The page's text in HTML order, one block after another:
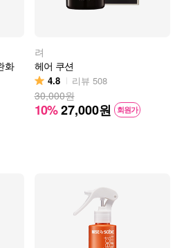
화
려
헤어 쿠션
4.8 리뷰 508
30,000원
10%27,000원 회원가